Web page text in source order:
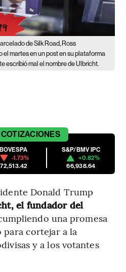
de Silk Road, Ross
el martes en un post en su plataforma
escribió mal el nombre de Ulbricht.
COTIZACIONES
IBOVESPA
-1.73%
S&P/BMV IPC
+0.82%
66,938.64
Donald Trump
el fundador del
una promesa
para cortejar a la
y a los votantes